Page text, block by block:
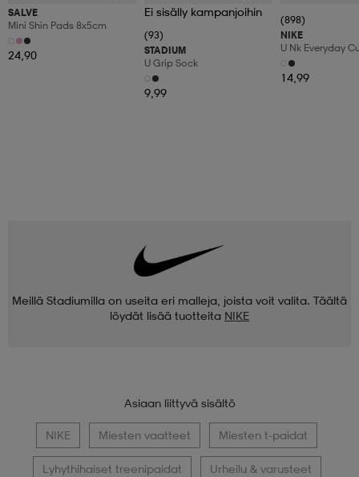
SALVE
Mini Shin Pads 8x5cm
24,90
Ei sisälly kampanjoihin
(93)
STADIUM
U Grip Sock
9,99
(898)
NIKE
U Nk Everyday
3pr
14,99
Meillä Stadiumilla on useita eri malleja, joista voit valita. Täältä
löydät lisää tuotteita NIKE
Asiaan liittyvä sisältö
NIKE Miesten vaatteet Miesten t-paidat
Lyhythihaiset treenipaidat Urheilu & varusteet